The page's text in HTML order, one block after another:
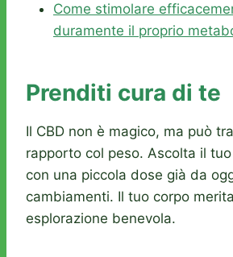
Come stimolare
duramente il proprio
Prenditi cura di te
Il CBD non è magico, ma può
rapporto col peso. Ascolta il
con una piccola dose già da
cambiamenti. Il tuo corpo
esplorazione benevola.